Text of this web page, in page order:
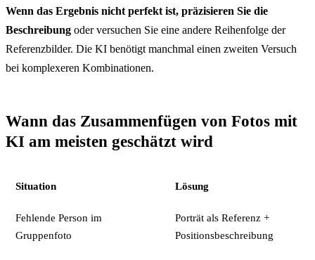
Wenn das Ergebnis nicht perfekt ist, präzisieren Sie die
Beschreibung oder versuchen Sie eine andere Reihenfolge der
Referenzbilder. Die KI benötigt manchmal einen zweiten Versuch
bei komplexeren Kombinationen.
Wann das Zusammenfügen von Fotos mit
KI am meisten geschätzt wird
Situation Lösung
Fehlende Person im
Gruppenfoto
Porträt als Referenz +
Positionsbeschreibung